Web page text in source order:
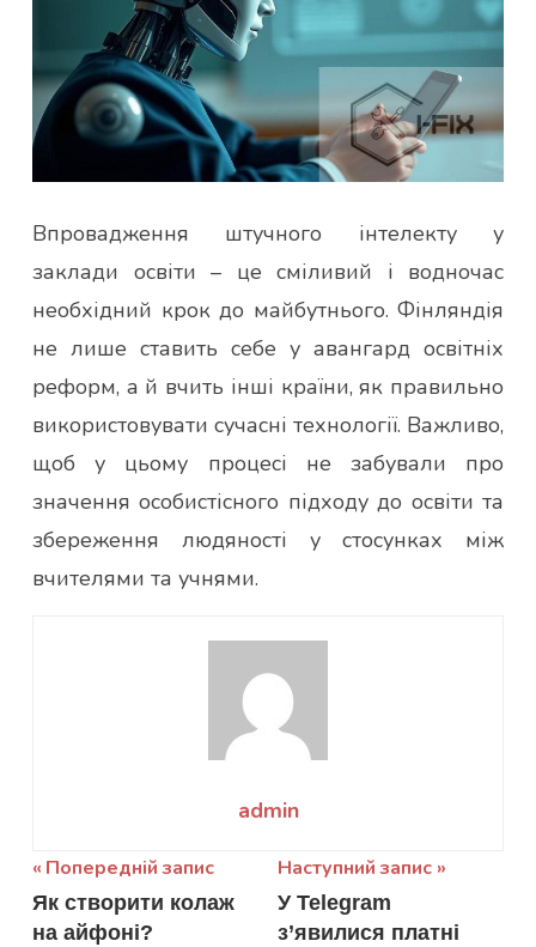
Впровадження штучного інтелекту у
заклади освіти – це сміливий і водночас
необхідний крок до майбутнього. Фінляндія
не лише ставить себе у авангард освітніх
реформ, а й вчить інші країни, як правильно
використовувати сучасні технології. Важливо,
щоб у цьому процесі не забували про
значення особистісного підходу до освіти та
збереження людяності у стосунках між
вчителями та учнями.
admin
Навігація
записів
Попередній запис
Як створити колаж
на айфоні?
Наступний запис
У Telegram
з’явилися платні